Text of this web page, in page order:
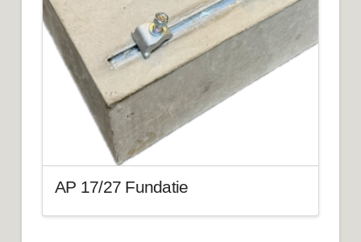
AP 17/27 Fundatie